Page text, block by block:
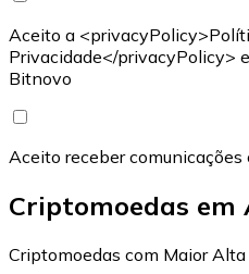
Aceito a
Privacidade</privacyPolicy>
Bitnovo
Aceito receber
Criptomoedas em
Criptomoedas com Maior Alta